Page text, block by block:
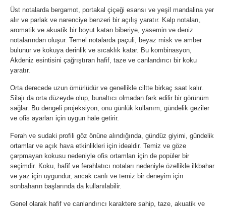
Üst notalarda bergamot, portakal çiçeği esansı ve yeşil mandalina yer
alır ve parlak ve narenciye benzeri bir açılış yaratır. Kalp notaları,
aromatik ve akuatik bir boyut katan biberiye, yasemin ve deniz
notalarından oluşur. Temel notalarda paçuli, beyaz misk ve amber
bulunur ve kokuya derinlik ve sıcaklık katar. Bu kombinasyon,
Akdeniz esintisini çağrıştıran hafif, taze ve canlandırıcı bir koku
yaratır.
Orta derecede uzun ömürlüdür ve genellikle ciltte birkaç saat kalır.
Silajı da orta düzeyde olup, bunaltıcı olmadan fark edilir bir görünüm
sağlar. Bu dengeli projeksiyon, onu günlük kullanım, gündelik geziler
ve ofis ayarları için uygun hale getirir.
Ferah ve sudaki profili göz önüne alındığında, gündüz giyimi, gündelik
ortamlar ve açık hava etkinlikleri için idealdir. Temiz ve göze
çarpmayan kokusu nedeniyle ofis ortamları için de popüler bir
seçimdir. Koku, hafif ve ferahlatıcı notaları nedeniyle özellikle ilkbahar
ve yaz için uygundur, ancak canlı ve temiz bir deneyim için
sonbaharın başlarında da kullanılabilir.
Genel olarak hafif ve canlandırıcı karaktere sahip, taze, akuatik ve